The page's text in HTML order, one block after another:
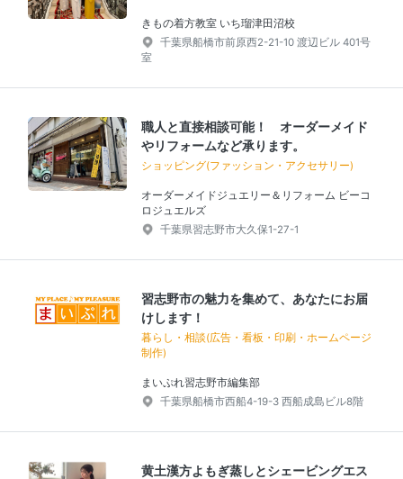
きもの着方教室 いち瑠津田沼校
千葉県船橋市前原西2-21-10 渡辺ビル 401号
室
職人と直接相談可能！ オーダーメイド
やリフォームなど承ります。
ショッピング(ファッション・アクセサリー)
オーダーメイドジュエリー＆リフォーム ビーコ
ロジュエルズ
千葉県習志野市大久保1-27-1
習志野市の魅力を集めて、あなたにお届
けします！
暮らし・相談(広告・看板・印刷・ホームページ
制作)
まいぷれ習志野市編集部
千葉県船橋市西船4-19-3 西船成島ビル8階
黄土漢方よもぎ蒸しとシェービングエス